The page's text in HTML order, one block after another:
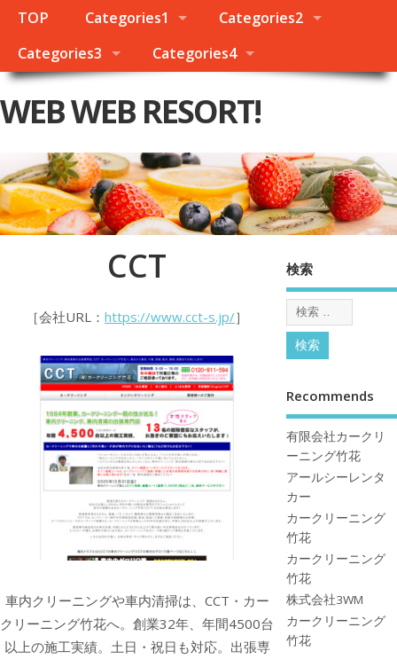
TOP Categories1
Categories2
Categories3
Categories4
WEB WEB RESORT!
CCT
［会社URL：https://www.cct-s.jp/］
車内クリーニングや車内清掃は、CCT・カー
クリーニング竹花へ。創業32年、年間4500台
以上の施工実績。土日・祝日も対応。出張専
検索
Recommends
有限会社カークリ
ーニング竹花
アールシーレンタ
カー
カークリーニング
竹花
カークリーニング
竹花
株式会社3WM
カークリーニング
竹花